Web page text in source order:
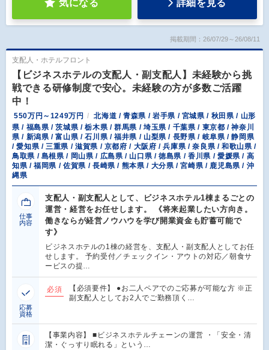
気になる 詳細を見る
掲載期間：26/07/29～26/08/11
支配人・ホテルフロント
【ビジネスホテルの支配人・副支配人】未経験から挑
戦できる研修制度で安心。未経験の方が多数ご活躍
中！
550万円～1249万円
北海道 / 青森県 / 岩手県 / 宮城県 / 秋田県 / 山形
県 / 福島県 / 茨城県 / 栃木県 / 群馬県 / 埼玉県 / 千葉県 / 東京都 / 神奈川
県 / 新潟県 / 富山県 / 石川県 / 福井県 / 山梨県 / 長野県 / 岐阜県 / 静岡県
/ 愛知県 / 三重県 / 滋賀県 / 京都府 / 大阪府 / 兵庫県 / 奈良県 / 和歌山県 /
鳥取県 / 島根県 / 岡山県 / 広島県 / 山口県 / 徳島県 / 香川県 / 愛媛県 / 高
知県 / 福岡県 / 佐賀県 / 長崎県 / 熊本県 / 大分県 / 宮崎県 / 鹿児島県 / 沖
縄県
仕事
内容
支配人・副支配人として、ビジネスホテル1棟まるごとの
運営・経営をお任せします。 《将来起業したい方向き。
働きならが経営ノウハウを学び開業資金も貯蓄可能で
す》
ビジネスホテルの1棟の経営を、支配人・副支配人としてお任
せします。 予約受付／チェックイン・アウトの対応／朝食サ
ービスの提…
応募
資格
必須
【必須要件】 ●お二人ペアでのご応募が可能な方 ※正
副支配人としてお2人でご勤務頂く…
【事業内容】 ■ビジネスホテルチェーンの運営 ・「安全・清
潔・ぐっすり眠れる」という…